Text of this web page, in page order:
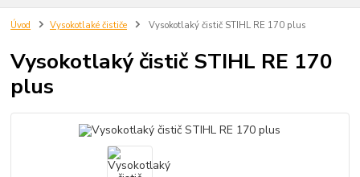
Úvod Vysokotlaké čističe Vysokotlaký čistič STIHL RE 170 plus
Vysokotlaký čistič STIHL RE 170
plus